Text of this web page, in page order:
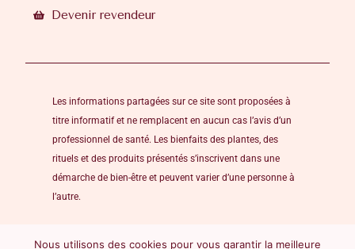
Devenir revendeur
Les informations partagées sur ce site sont proposées à
titre informatif et ne remplacent en aucun cas l’avis d’un
professionnel de santé. Les bienfaits des plantes, des
rituels et des produits présentés s’inscrivent dans une
démarche de bien-être et peuvent varier d’une personne à
l’autre.
Nous utilisons des cookies pour vous garantir la meilleure